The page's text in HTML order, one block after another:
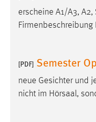
erscheine A1/A3, A2,
Firmenbeschreibung
[PDF] Semester
neue Gesichter und
nicht im Hörsaal,
STATISTIK
Statistik Cookies